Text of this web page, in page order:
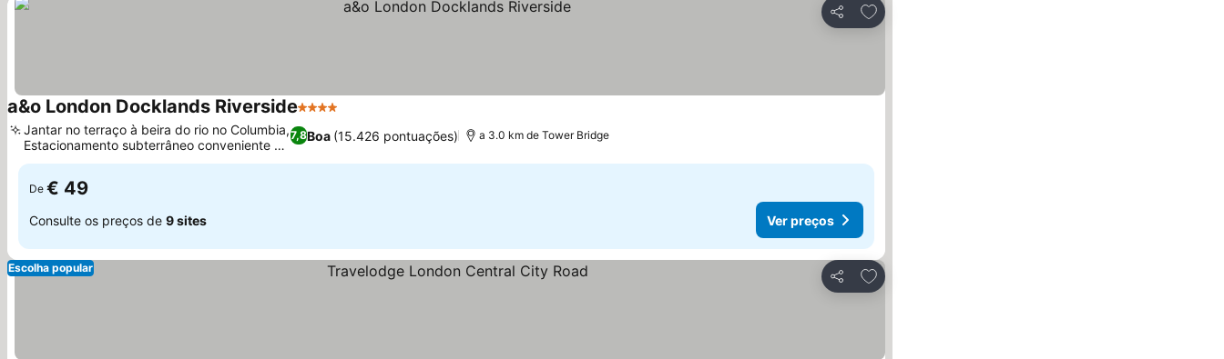
Partilhar
Adicionar aos favoritos
a&o London Docklands Riverside4 Estrelas
7,8Boa (15.426 pontuações)
Jantar no terraço à beira do rio no Columbia,
Estacionamento subterrâneo conveniente no
local
a 3.0 km de Tower Bridge
De € 49
Consulte os preços de 9 sites Ver preços
Partilhar
Adicionar aos favoritos
Escolha popular